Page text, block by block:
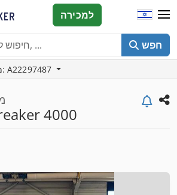
חפש
למכירה
/ ... / מספר מודעה: A22297487
4000